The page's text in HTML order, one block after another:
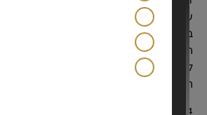
עדכונים באתר, והשנייה- הכוללת
בהתאם להעדפותיו כפי שסימן. על
הסיר את עצמו מהרשימה המבוקשת,
לקבל עוד דיוורים, באחריותו להסיר את
השונות.